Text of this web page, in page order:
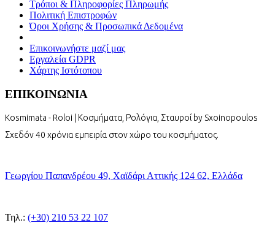
Τρόποι & Πληροφορίες Πληρωμής
Πολιτική Επιστροφών
Όροι Χρήσης & Προσωπικά Δεδομένα
Επικοινωνήστε μαζί μας
Εργαλεία GDPR
Χάρτης Ιστότοπου
ΕΠΙΚΟΙΝΩΝΙΑ
Kosmimata - Roloi | Κοσμήματα, Ρολόγια, Σταυροί by Sxoinopoulos
Σχεδόν 40 χρόνια εμπειρία στον χώρο του κοσμήματος.
Γεωργίου Παπανδρέου 49, Χαϊδάρι Αττικής 124 62, Ελλάδα
Τηλ.: (+30) 210 53 22 107